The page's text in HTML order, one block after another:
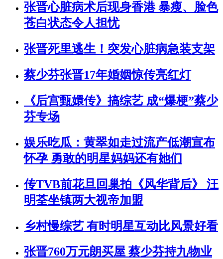
张晋心脏病术后现身香港 暴瘦、脸色
苍白状态令人担忧
张晋死里逃生！突发心脏病急装支架
蔡少芬张晋17年婚姻惊传亮红灯
《后宫甄嬛传》搞综艺 成“爆梗”蔡少
芬专场
娱乐吃瓜：黄翠如走过流产低潮宣布
怀孕 勇敢的明星妈妈还有她们
传TVB前花旦回巢拍《风华背后》 汪
明荃坐镇两大视帝加盟
乡村慢综艺 有时明星互动比风景好看
张晋760万元朗买屋 蔡少芬持九物业